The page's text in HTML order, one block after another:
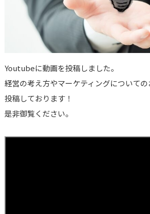
Youtubeに動画を投稿しました。
経営の考え方やマーケティングについて
投稿しております！
是非御覧ください。